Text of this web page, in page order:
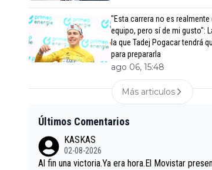
"Esta carrera no es realmente
equipo, pero sí de mi gusto":
la que Tadej Pogacar tendrá
para prepararla
ago 06, 15:48
Más articulos
Últimos Comentarios
KASKAS
02-08-2026
Al fin una victoria.Ya era hora.El Movistar